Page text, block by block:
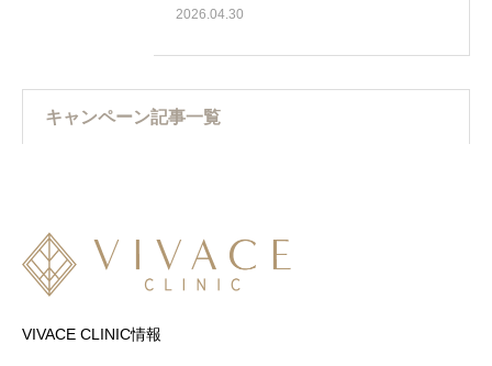
2026.04.30
キャンペーン記事一覧
VIVACE CLINIC情報